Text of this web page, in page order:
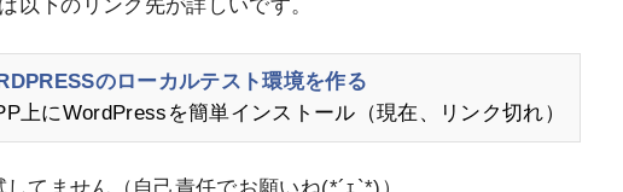
以下のリンク先が詳しいです。
のローカルテスト環境を作る
上にWordPressを簡単インストール（現在、リンク切れ）